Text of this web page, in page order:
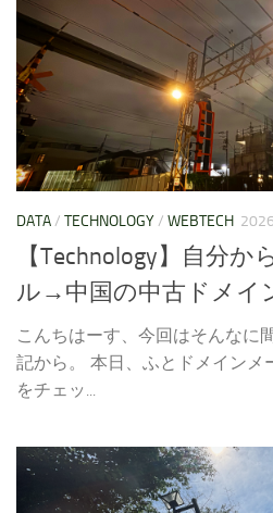
DATA/ TECHNOLOGY/ WEBTECH
【Technology】自分
ル→中国の中古ドメイ
こんちはーす、今回はそんなに
記から。 本日、ふとドメインメ
をチェッ...